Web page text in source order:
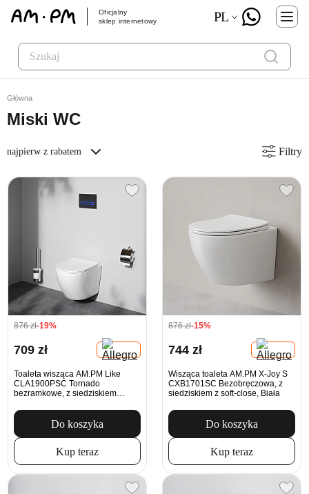
Oficjalny
sklep internetowy
PL
Główna
Miski WC
najpierw z rabatem Filtry
876 zł-19%
709 zł
Toaleta wisząca AM.PM Like
CLA1900PSC Tornado
bezramkowe, z siedziskiem
Do koszyka
Kup teraz
876 zł-15%
744 zł
Wisząca toaleta AM.PM X-Joy S
CXB1701SC Bezobręczowa, z
siedziskiem z soft-close, Biała
Do koszyka
Kup teraz